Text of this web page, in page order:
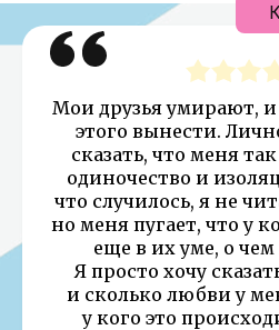
Мои друзья умирают,
этого вынести.
сказать, что меня
одиночество и
что случилось, я не
но меня пугает, что у
еще в их уме, о чем
Я просто хочу
и сколько любви у
у кого это